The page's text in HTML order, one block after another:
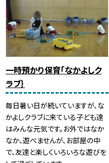
一時預かり保育「なかよしク
ラブ｝
毎日暑い日が続いていますが、な
かよしクラブに来ている子ども達
はみんな元気です。お外ではなか
なか、遊べませんが、お部屋の中
で、友達と楽しくいろいろな遊びを